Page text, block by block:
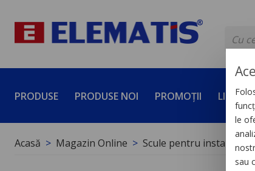
PRODUSE PRODUSE NOI PROMOȚII
Acasă Magazin Online Scule pentru instalatii
le
sau